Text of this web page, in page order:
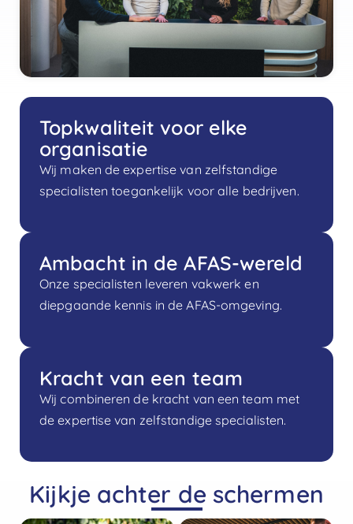
Topkwaliteit voor elke
organisatie
Wij maken de expertise van zelfstandige
specialisten toegankelijk voor alle bedrijven.
Ambacht in de AFAS-wereld
Onze specialisten leveren vakwerk en
diepgaande kennis in de AFAS-omgeving.
Kracht van een team
Wij combineren de kracht van een team met
de expertise van zelfstandige specialisten.
Kijkje achter de schermen